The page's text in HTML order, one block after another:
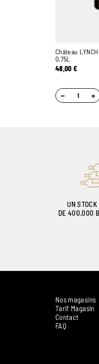
Château LYNCH
0,75L
48,00€
− +
UN
DE 400.000
Nos magasins
Tarif Magasin
Contact
FAQ